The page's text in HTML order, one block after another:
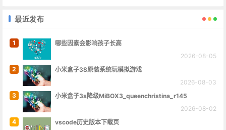
最近发布
1
哪些因素会影响孩子长高
2026-08-05
2
小米盒子3S原装系统玩模拟游戏
2026-08-03
3
小米盒子3s降级MiBOX3_queenchristina_r145
2026-08-02
4
vscode历史版本下载页